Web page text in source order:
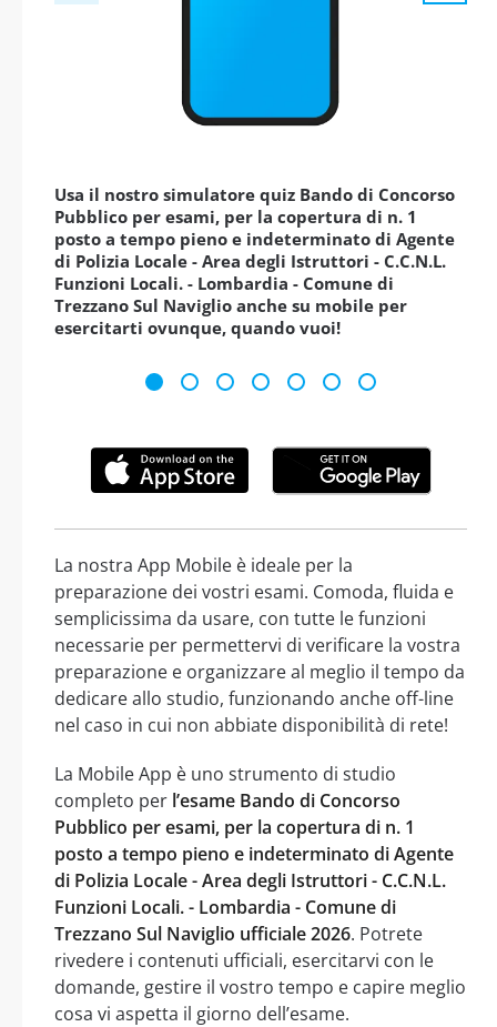
Usa il nostro simulatore quiz Bando di Concorso
Pubblico per esami, per la copertura di n. 1
posto a tempo pieno e indeterminato di Agente
di Polizia Locale - Area degli Istruttori - C.C.N.L.
Funzioni Locali. - Lombardia - Comune di
Trezzano Sul Naviglio anche su mobile per
esercitarti ovunque, quando vuoi!
La nostra App Mobile è ideale per la
preparazione dei vostri esami. Comoda, fluida e
semplicissima da usare, con tutte le funzioni
necessarie per permettervi di verificare la vostra
preparazione e organizzare al meglio il tempo da
dedicare allo studio, funzionando anche off-line
nel caso in cui non abbiate disponibilità di rete!
La Mobile App è uno strumento di studio
completo per l’esame Bando di Concorso
Pubblico per esami, per la copertura di n. 1
posto a tempo pieno e indeterminato di Agente
di Polizia Locale - Area degli Istruttori - C.C.N.L.
Funzioni Locali. - Lombardia - Comune di
Trezzano Sul Naviglio ufficiale 2026. Potrete
rivedere i contenuti ufficiali, esercitarvi con le
domande, gestire il vostro tempo e capire meglio
cosa vi aspetta il giorno dell’esame.